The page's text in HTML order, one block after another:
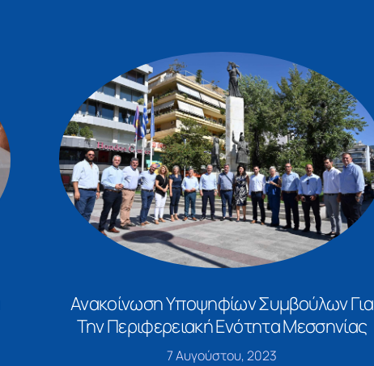
Ανακοίνωση Υποψηφίων Συμβούλων Για
Την Περιφερειακή Ενότητα Μεσσηνίας
7 Αυγούστου, 2023